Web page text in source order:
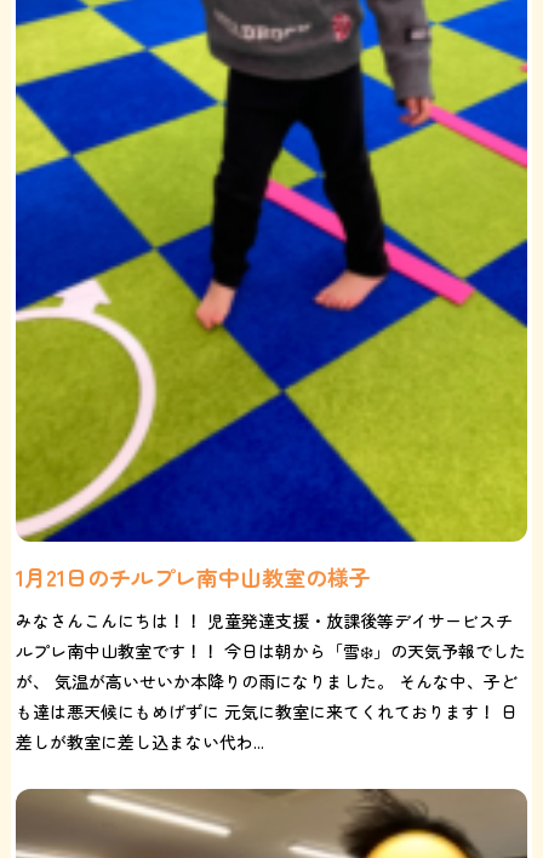
1月21日のチルプレ南中山教室の様子
みなさんこんにちは！！ 児童発達支援・放課後等デイサービスチ
ルプレ南中山教室です！！ 今日は朝から「雪❄️」の天気予報でした
が、 気温が高いせいか本降りの雨になりました。 そんな中、子ど
も達は悪天候にもめげずに 元気に教室に来てくれております！ 日
差しが教室に差し込まない代わ...